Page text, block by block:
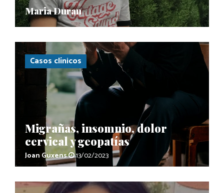
Maria Duran
Casos clínicos
Migrañas, insomnio, dolor
cervical y geopatías
Joan Guxens 13/02/2023